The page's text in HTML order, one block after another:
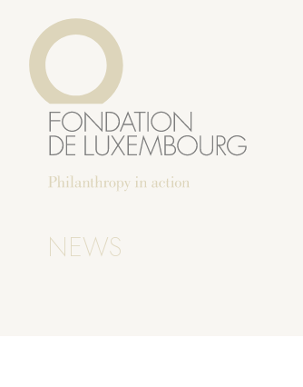
contenu
principal
NEWS